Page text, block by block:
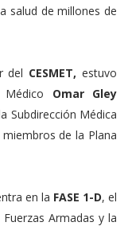
salud de millones de
del CESMET, estuvo
Omar Gley
Subdirección Médica
de la Plana
en la FASE 1-D, el
Armadas y la